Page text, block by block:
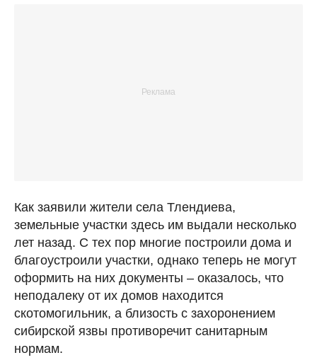
Как заявили жители села Тлендиева,
земельные участки здесь им выдали несколько
лет назад. С тех пор многие построили дома и
благоустроили участки, однако теперь не могут
оформить на них документы – оказалось, что
неподалеку от их домов находится
скотомогильник, а близость с захоронением
сибирской язвы противоречит санитарным
нормам.